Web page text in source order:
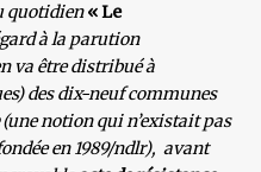
quotidien« Le
à la parution
va être distribué à
des dix-neuf communes
(une notion qui n’existait pas
en 1989/ndlr), avant